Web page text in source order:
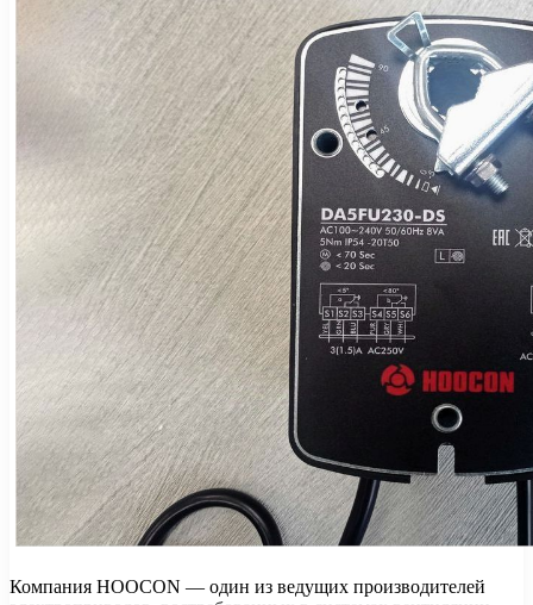
Компания HOOCON — один из ведущих производителей